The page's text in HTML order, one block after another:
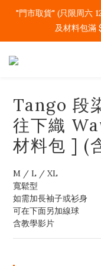
"門市取貨" (只限周六
及材料包滿
Tango 段
往下織
材料包 ] (
M / L / XL
寬鬆型
如需加長袖子或衫身
可在下面另加線球
含教學影片